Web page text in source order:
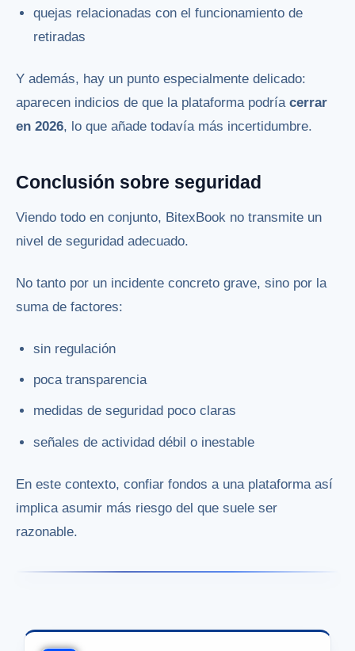
quejas relacionadas con el funcionamiento de
retiradas
Y además, hay un punto especialmente delicado:
aparecen indicios de que la plataforma podría cerrar
en 2026, lo que añade todavía más incertidumbre.
Conclusión sobre seguridad
Viendo todo en conjunto, BitexBook no transmite un
nivel de seguridad adecuado.
No tanto por un incidente concreto grave, sino por la
suma de factores:
sin regulación
poca transparencia
medidas de seguridad poco claras
señales de actividad débil o inestable
En este contexto, confiar fondos a una plataforma así
implica asumir más riesgo del que suele ser
razonable.